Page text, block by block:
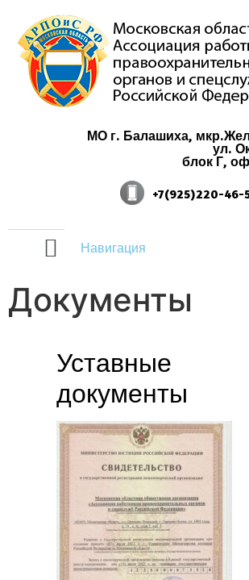
МО г. Балашиха,
ул.
блок Г,
+7(925)220-46-
Навигация
Документы
Уставные
документы